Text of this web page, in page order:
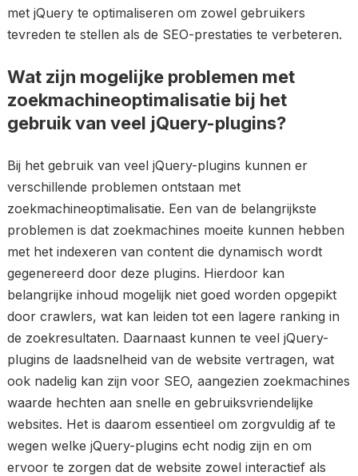
met jQuery te optimaliseren om zowel gebruikers
tevreden te stellen als de SEO-prestaties te verbeteren.
Wat zijn mogelijke problemen met
zoekmachineoptimalisatie bij het
gebruik van veel jQuery-plugins?
Bij het gebruik van veel jQuery-plugins kunnen er
verschillende problemen ontstaan met
zoekmachineoptimalisatie. Een van de belangrijkste
problemen is dat zoekmachines moeite kunnen hebben
met het indexeren van content die dynamisch wordt
gegenereerd door deze plugins. Hierdoor kan
belangrijke inhoud mogelijk niet goed worden opgepikt
door crawlers, wat kan leiden tot een lagere ranking in
de zoekresultaten. Daarnaast kunnen te veel jQuery-
plugins de laadsnelheid van de website vertragen, wat
ook nadelig kan zijn voor SEO, aangezien zoekmachines
waarde hechten aan snelle en gebruiksvriendelijke
websites. Het is daarom essentieel om zorgvuldig af te
wegen welke jQuery-plugins echt nodig zijn en om
ervoor te zorgen dat de website zowel interactief als